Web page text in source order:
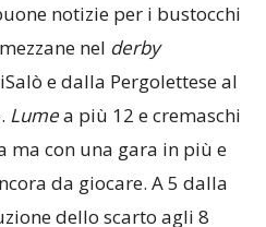
notizie per i bustocchi
nel derby
e dalla Pergolettese al
Lumea più 12 e cremaschi
ma con una gara in più e
da giocare. A 5 dalla
dello scarto agli 8